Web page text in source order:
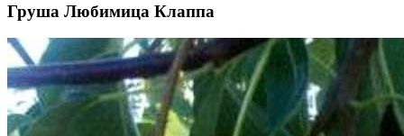
Груша Любимица Клаппа